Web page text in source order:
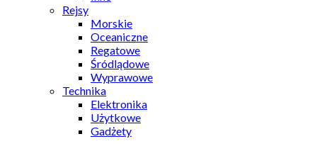
Rejsy
Morskie
Oceaniczne
Regatowe
Śródlądowe
Wyprawowe
Technika
Elektronika
Użytkowe
Gadżety